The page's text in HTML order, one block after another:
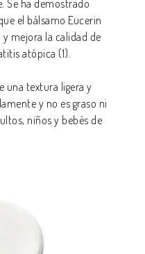
Se ha demostrado
el bálsamo Eucerin
mejora la calidad de
atópica (1).
una textura ligera y
y no es graso ni
niños y bebés de